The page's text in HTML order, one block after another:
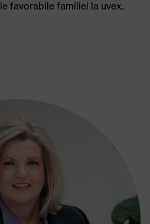
favorabile familiei la uvex.